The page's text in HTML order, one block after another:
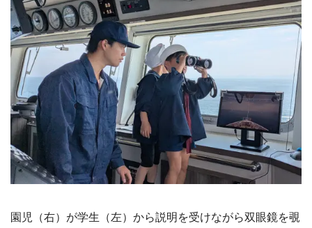
園児（右）が学生（左）から説明を受けながら双眼鏡を覗